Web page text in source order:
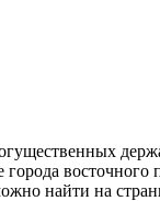
найти на